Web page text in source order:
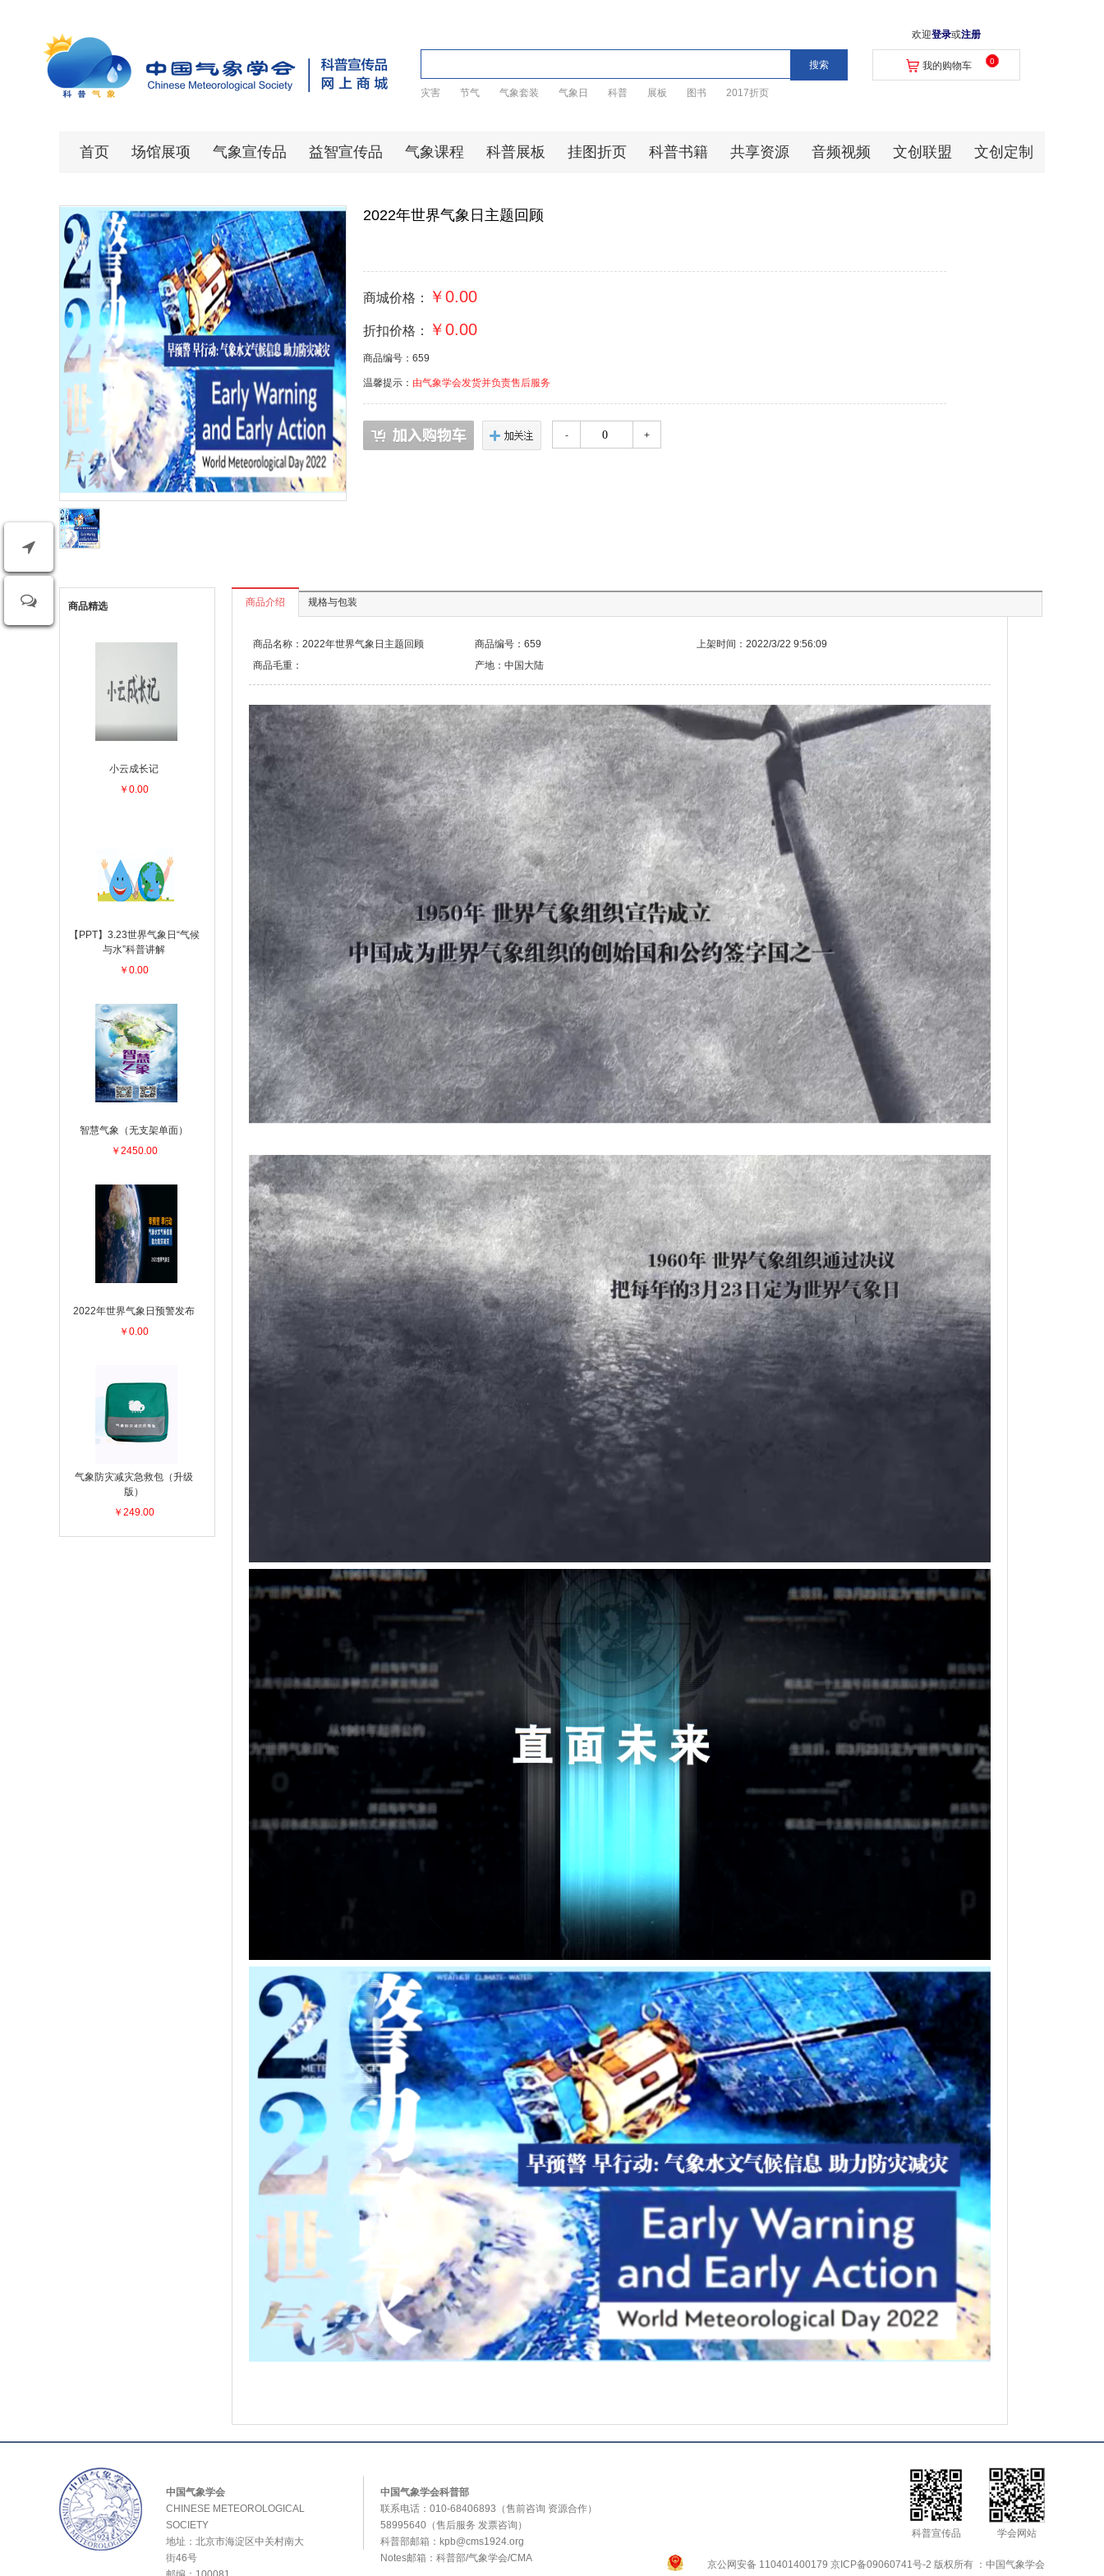
灾害 节气 气象套装 气象日 科普 展板 图书 2017折页
欢迎登录或注册
我的购物车 0
首页 场馆展项 气象宣传品 益智宣传品 气象课程 科普展板 挂图折页 科普书籍 共享资源 音频视频 文创联盟 文创定制
2022年世界气象日主题回顾
商城价格： ￥0.00
折扣价格： ￥0.00
商品编号：659
温馨提示： 由气象学会发货并负责售后服务
- +
商品精选
小云成长记
￥0.00
【PPT】3.23世界气象日“气候
与水”科普讲解
￥0.00
智慧气象（无支架单面）
￥2450.00
2022年世界气象日预警发布
￥0.00
气象防灾减灾急救包（升级
版）
￥249.00
商品介绍 规格与包装
商品名称：2022年世界气象日主题回顾 商品编号：659
上架时间：2022/3/22 9:56:09
商品毛重：
产地：中国大陆
中国气象学会
CHINESE METEOROLOGICAL
SOCIETY
地址：北京市海淀区中关村南大
街46号
中国气象学会科普部
联系电话：010-68406893（售前咨询 资源合作）
58995640（售后服务 发票咨询）
科普部邮箱：kpb@cms1924.org
Notes邮箱：科普部/气象学会/CMA
学会网站
科普宣传品
京公网安备 110401400179 京ICP备09060741号-2 版权所有 ：中国气象学会